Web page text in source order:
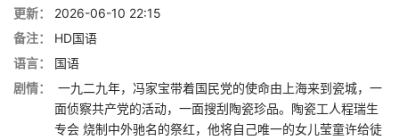
更新：
2026-06-10 22:15
备注：
HD国语
语言：
国语
剧情：
一九二九年，冯家宝带着国民党的使命由上海来到瓷城，一
面侦察共产党的活动，一面搜刮陶瓷珍品。陶瓷工人程瑞生
专会 烧制中外驰名的祭红，他将自己唯一的女儿莹童许给徒